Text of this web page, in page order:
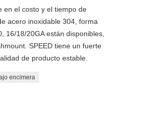
en el costo y el tiempo de
acero inoxidable 304, forma
16/18/20GA están disponibles,
SPEED tiene un fuerte
de producto estable.
encimera